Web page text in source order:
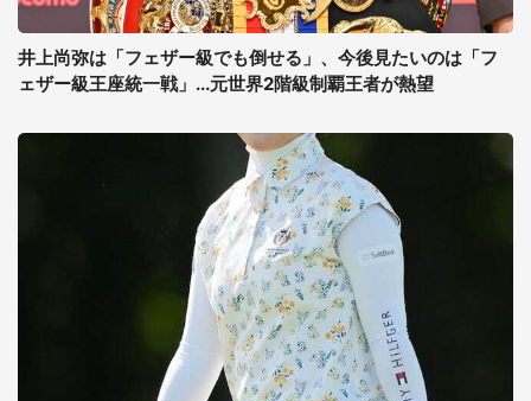
井上尚弥は「フェザー級でも倒せる」、今後見たいのは「フ
ェザー級王座統一戦」...元世界2階級制覇王者が熱望